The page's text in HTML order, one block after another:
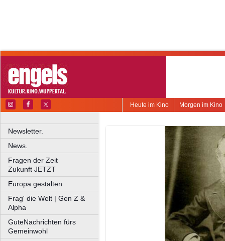
Morgen im Kino
Heute im Kino
Newsletter.
News.
Fragen der Zeit
Zukunft JETZT
Europa gestalten
Frag' die Welt | Gen Z &
Alpha
GuteNachrichten fürs
Gemeinwohl